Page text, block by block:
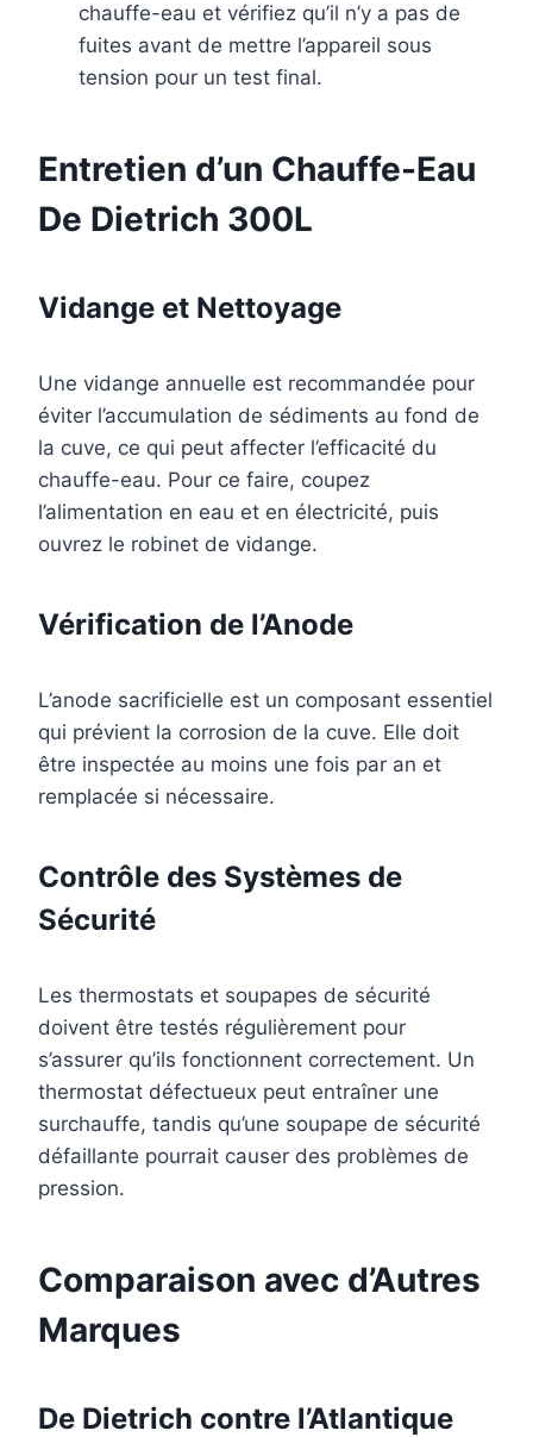
chauffe-eau et vérifiez qu’il n’y a pas de
fuites avant de mettre l’appareil sous
tension pour un test final.
Entretien d’un Chauffe-Eau
De Dietrich 300L
Vidange et Nettoyage
Une vidange annuelle est recommandée pour
éviter l’accumulation de sédiments au fond de
la cuve, ce qui peut affecter l’efficacité du
chauffe-eau. Pour ce faire, coupez
l’alimentation en eau et en électricité, puis
ouvrez le robinet de vidange.
Vérification de l’Anode
L’anode sacrificielle est un composant essentiel
qui prévient la corrosion de la cuve. Elle doit
être inspectée au moins une fois par an et
remplacée si nécessaire.
Contrôle des Systèmes de
Sécurité
Les thermostats et soupapes de sécurité
doivent être testés régulièrement pour
s’assurer qu’ils fonctionnent correctement. Un
thermostat défectueux peut entraîner une
surchauffe, tandis qu’une soupape de sécurité
défaillante pourrait causer des problèmes de
pression.
Comparaison avec d’Autres
Marques
De Dietrich contre l’Atlantique